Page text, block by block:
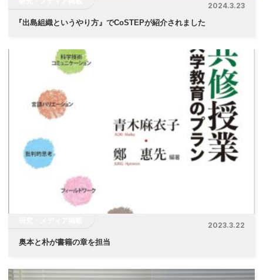
2024.3.23
『出島組織というやり方』でCoSTEPが紹介されました
2023.3.22
奥本と朴が書籍の章を担当